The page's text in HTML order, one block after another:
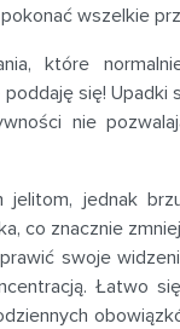
wszelkie
które
się! Upadki
nie
jelitom, jednak
co znacznie
swoje
Łatwo